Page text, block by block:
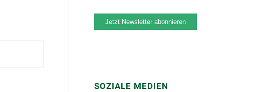
Jetzt Newsletter abonnieren
SOZIALE MEDIEN